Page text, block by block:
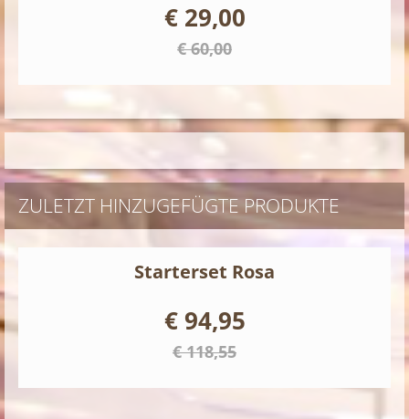
€ 29,00
€ 60,00
ZULETZT HINZUGEFÜGTE PRODUKTE
Starterset Rosa
€ 94,95
€ 118,55